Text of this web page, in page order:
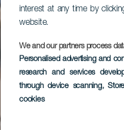
interest at any time by
website.
We and our partners process
Personalised advertising and
research and services
through device scanning,
cookies